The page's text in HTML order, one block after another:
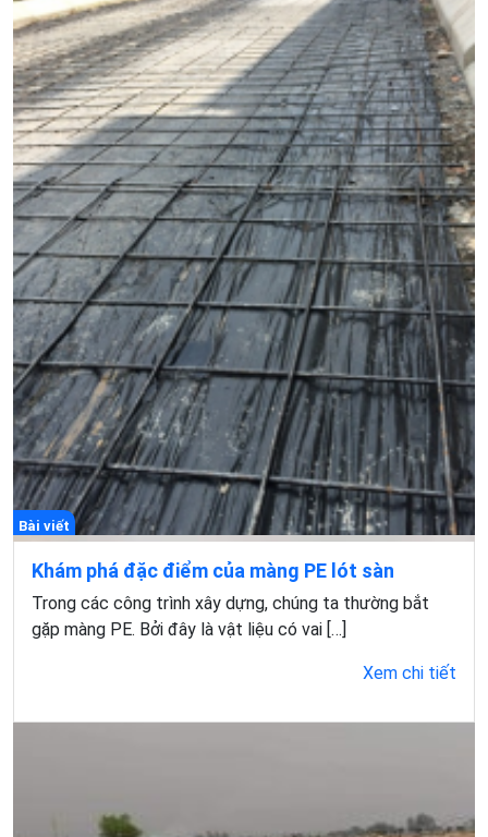
Bài viết
Khám phá đặc điểm của màng PE lót sàn
Trong các công trình xây dựng, chúng ta thường bắt
gặp màng PE. Bởi đây là vật liệu có vai […]
Xem chi tiết